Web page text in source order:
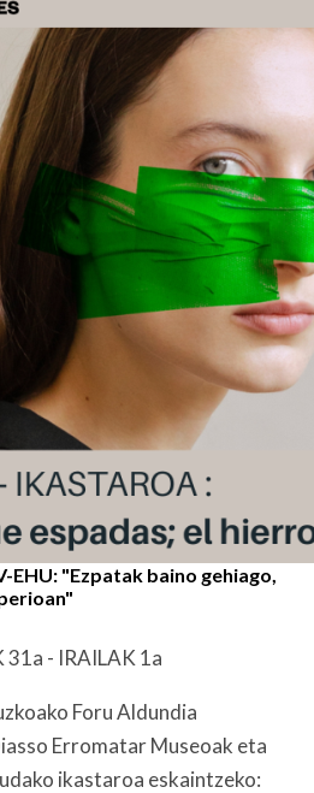
EHU: "Ezpatak baino gehiago,
- IRAILAK 1a
Foru Aldundia
Erromatar Museoak eta
ikastaroa eskaintzeko: